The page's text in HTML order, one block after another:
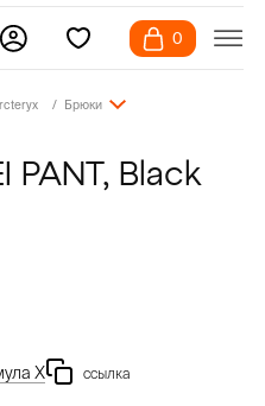
0
Брюки
PANT, Black
Х ссылка